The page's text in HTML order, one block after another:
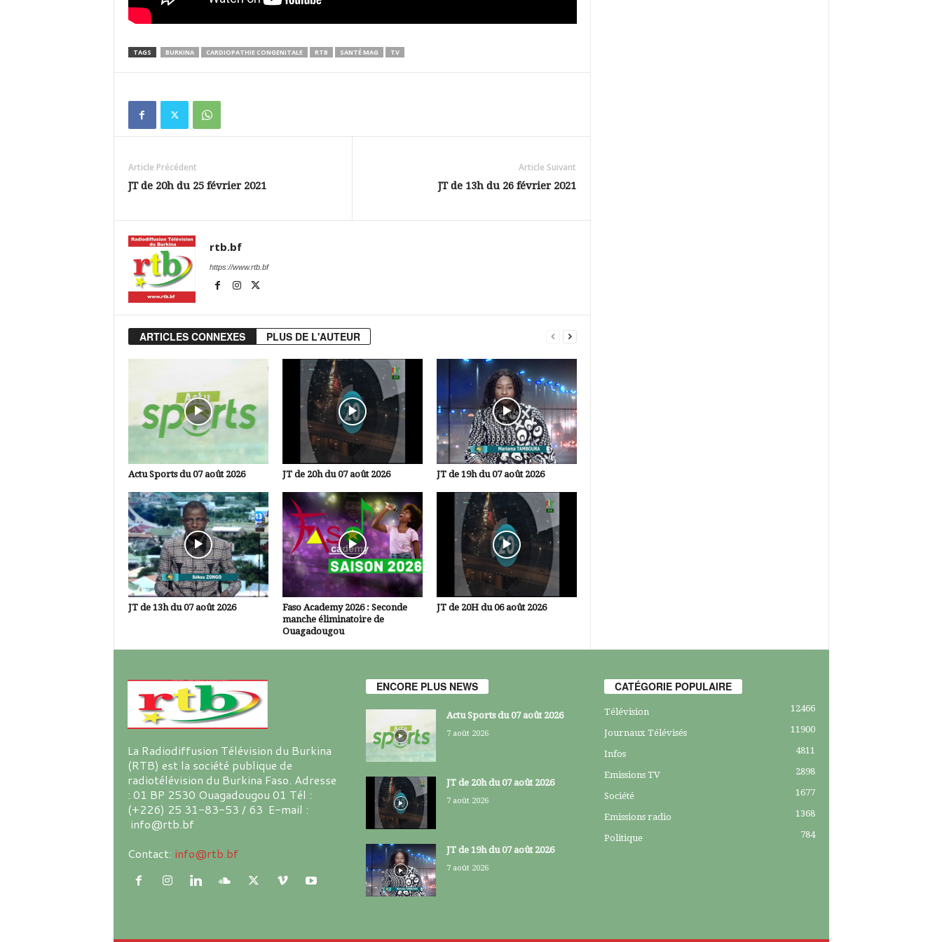
TAGS BURKINA CARDIOPATHIE CONGENITALE RTB SANTÉ MAG TV
Article Précédent
JT de 20h du 25 février 2021
Article Suivant
JT de 13h du 26 février 2021
rtb.bf
https://www.rtb.bf
ARTICLES CONNEXES PLUS DE L'AUTEUR
Actu Sports du 07 août 2026 JT de 20h du 07 août 2026 JT de 19h du 07 août 2026
JT de 13h du 07 août 2026
Faso Academy 2026 : Seconde
manche éliminatoire de
Ouagadougou
JT de 20H du 06 août 2026
La Radiodiffusion Télévision du Burkina
(RTB) est la société publique de
radiotélévision du Burkina Faso. Adresse
: 01 BP 2530 Ouagadougou 01 Tél :
(+226) 25 31-83-53 / 63 E-mail :
info@rtb.bf
Contact: info@rtb.bf
ENCORE PLUS NEWS
Actu Sports du 07 août 2026
7 août 2026
JT de 20h du 07 août 2026
7 août 2026
JT de 19h du 07 août 2026
7 août 2026
CATÉGORIE POPULAIRE
Télévision 12466
Journaux Télévisés 11900
Infos 4811
Emissions TV 2898
Société 1677
Emissions radio 1368
Politique 784